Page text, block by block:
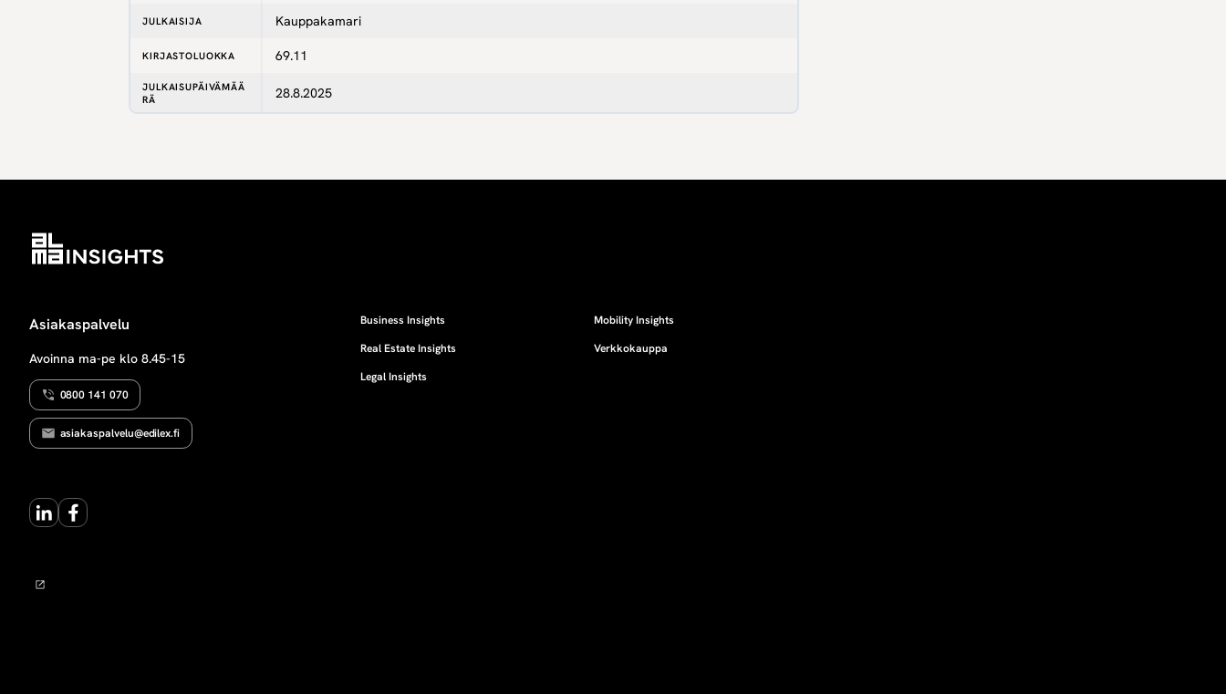
JULKAISIJA Kauppakamari
KIRJASTOLUOKKA 69.11
JULKAISUPÄIVÄMÄÄ
RÄ
28.8.2025
Asiakaspalvelu
Avoinna ma-pe klo 8.45-15
0800 141 070
asiakaspalvelu@edilex.fi
Business Insights
Real Estate Insights
Legal Insights
Mobility Insights
Verkkokauppa
LinkedInFacebook